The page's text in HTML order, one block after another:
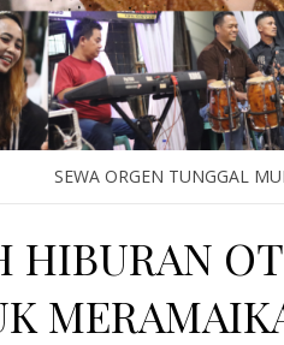
SEWA ORGEN TUNGGAL
HIBURAN